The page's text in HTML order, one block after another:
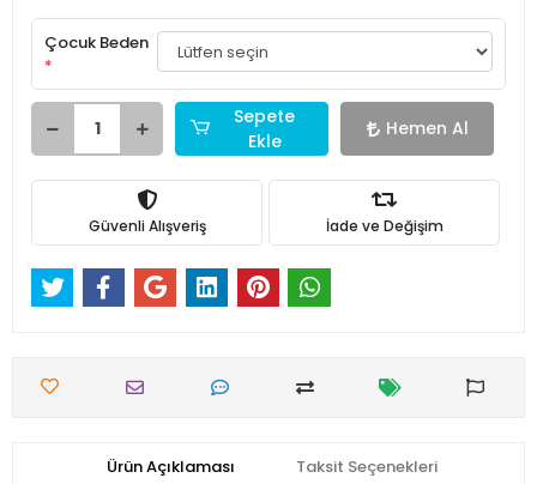
Çocuk Beden
*
Sepete
Ekle
Hemen Al
Güvenli Alışveriş İade ve Değişim
Ürün Açıklaması Taksit Seçenekleri